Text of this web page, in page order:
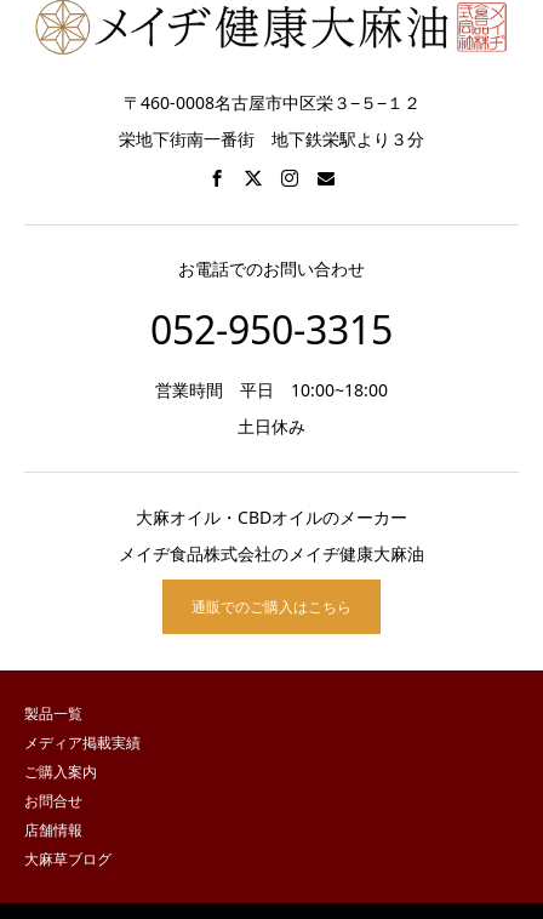
〒460-0008名古屋市中区栄３−５−１２
栄地下街南一番街 地下鉄栄駅より３分
お電話でのお問い合わせ
052-950-3315
営業時間 平日 10:00~18:00
土日休み
大麻オイル・CBDオイルのメーカー
メイヂ食品株式会社のメイヂ健康大麻油
通販でのご購入はこちら
製品一覧
メディア掲載実績
ご購入案内
お問合せ
店舗情報
大麻草ブログ